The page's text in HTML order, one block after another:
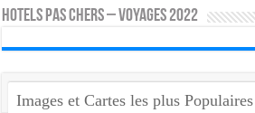
HOTELS PAS CHERS – VOYAGES 2022
Images et Cartes les plus Populaires